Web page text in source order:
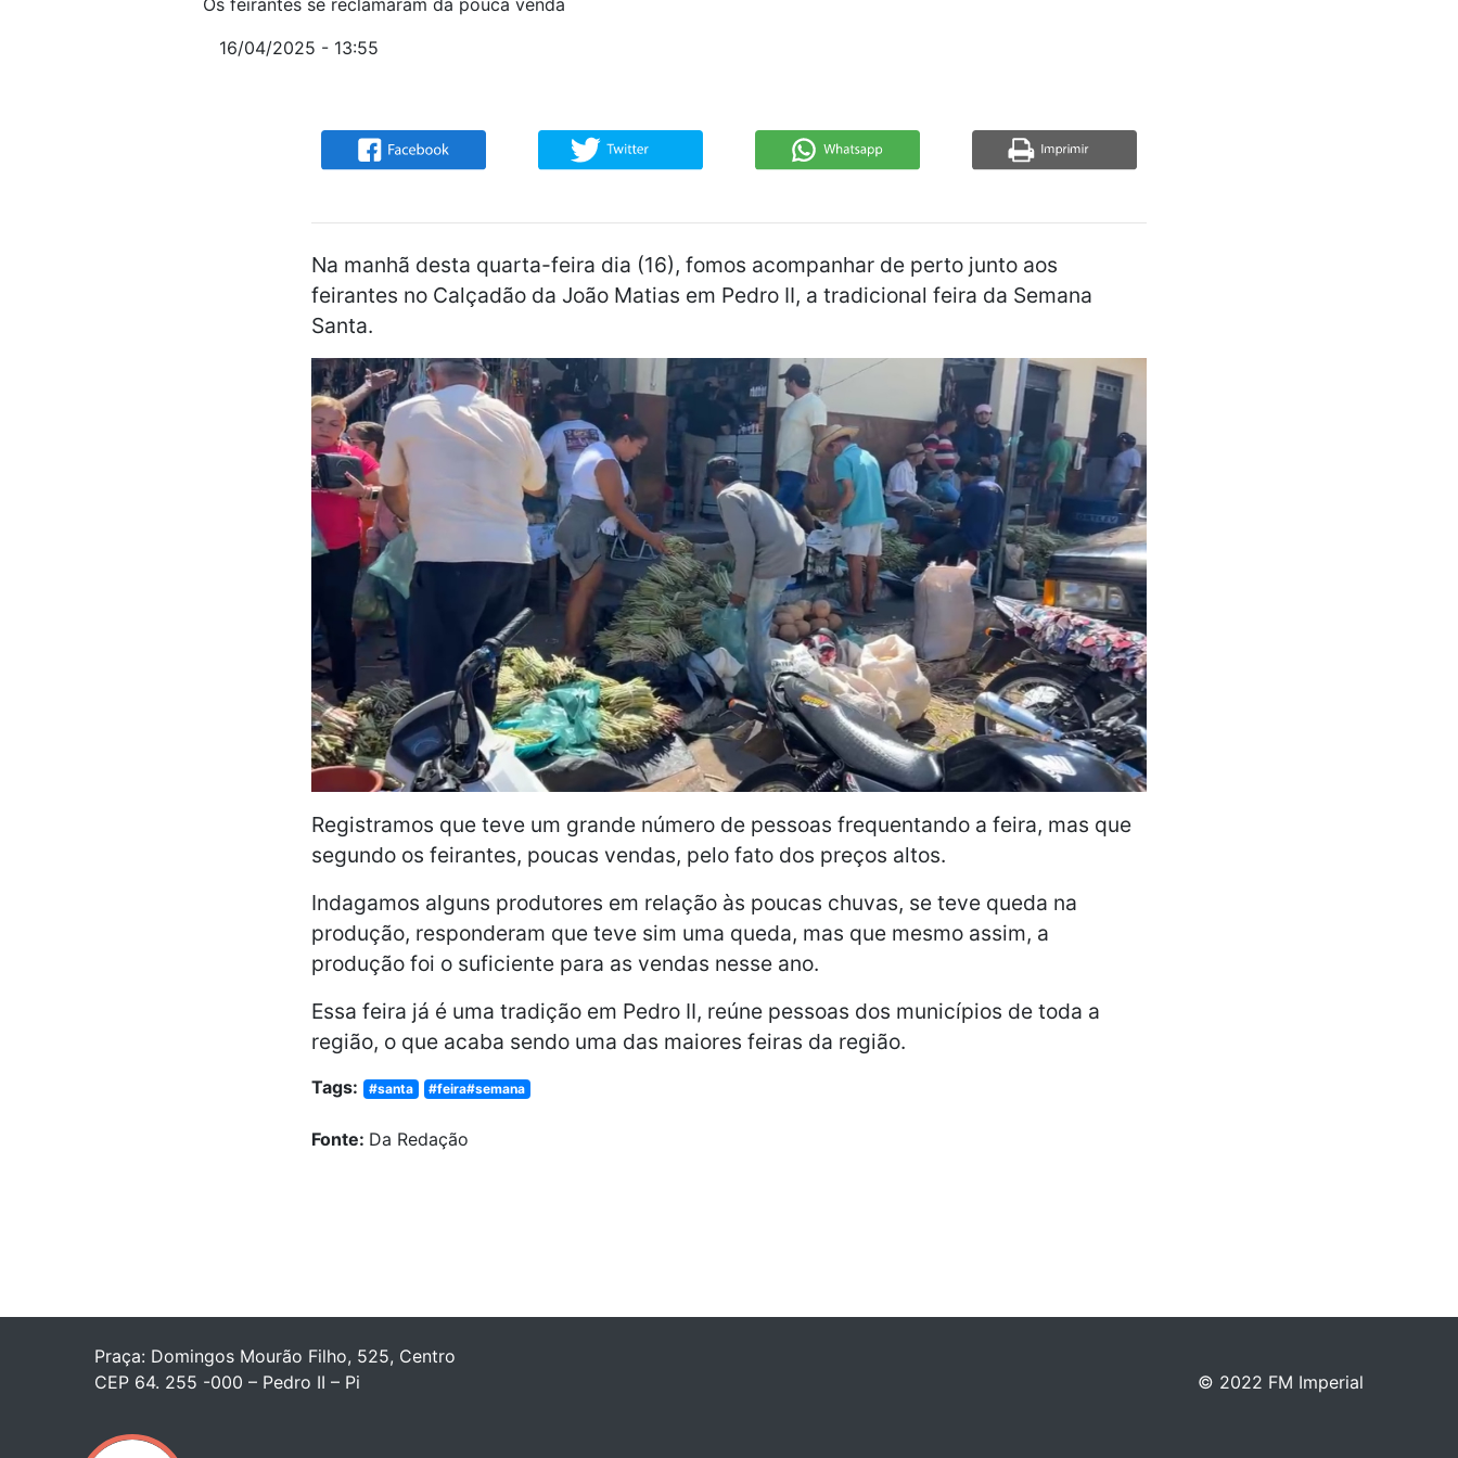
Os feirantes se reclamaram da pouca venda
16/04/2025 - 13:55
Na manhã desta quarta-feira dia (16), fomos acompanhar de perto junto aos
feirantes no Calçadão da João Matias em Pedro II, a tradicional feira da Semana
Santa.
Registramos que teve um grande número de pessoas frequentando a feira, mas que
segundo os feirantes, poucas vendas, pelo fato dos preços altos.
Indagamos alguns produtores em relação às poucas chuvas, se teve queda na
produção, responderam que teve sim uma queda, mas que mesmo assim, a
produção foi o suficiente para as vendas nesse ano.
Essa feira já é uma tradição em Pedro II, reúne pessoas dos municípios de toda a
região, o que acaba sendo uma das maiores feiras da região.
Tags: #santa #feira#semana
Fonte: Da Redação
Praça: Domingos Mourão Filho, 525, Centro
CEP 64. 255 -000 – Pedro II – Pi
© 2022 FM Imperial